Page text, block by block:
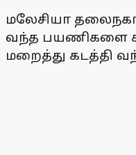
மலேசியா
வந்த பயணிகளை
மறைத்து கடத்தி